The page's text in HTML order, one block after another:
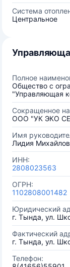
Система
Центральное
Полное
Общество с
"Управляющая
Сокращенное
ООО "УК ЭКО
Имя
Лидия
ИНН:
2808023563
ОГРН:
1102808001482
Юридический
г. Тында, ул.
Фактический
г. Тында, ул.
Телефон: